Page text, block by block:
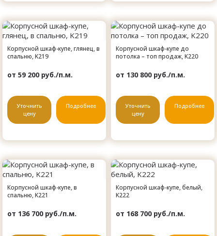
Корпусной шкаф-купе, глянец, в
спальню, K219
от 59 200 руб./п.м.
Уточнить
цену
Подробнее
Корпусной шкаф-купе до
потолка – топ продаж, K220
от 130 800 руб./п.м.
Уточнить
цену
Подробнее
Корпусной шкаф-купе, в
спальню, K221
от 136 700 руб./п.м.
Корпусной шкаф-купе, белый,
K222
от 168 700 руб./п.м.